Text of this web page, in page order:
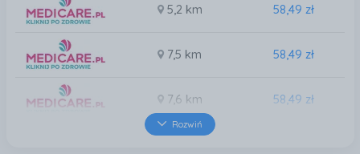
5,2 km 58,49 zł
7,5 km 58,49 zł
7,6 km 58,49 zł
Rozwiń